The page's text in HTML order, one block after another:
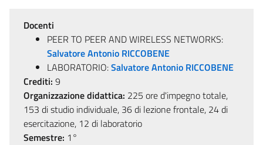
Docenti
PEER TO PEER AND WIRELESS NETWORKS:
Salvatore Antonio RICCOBENE
LABORATORIO:Salvatore Antonio RICCOBENE
Crediti: 9
Organizzazione didattica: 225 ore d'impegno totale,
153 di studio individuale, 36 di lezione frontale, 24 di
esercitazione, 12 di laboratorio
Semestre: 1°